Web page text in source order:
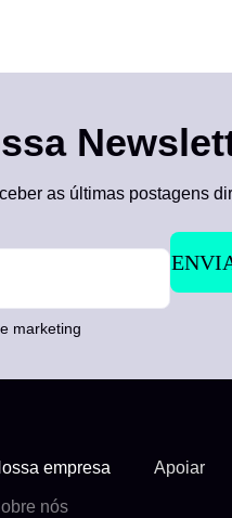
as últimas postagens
marketing
empresa
nós
Apoiar